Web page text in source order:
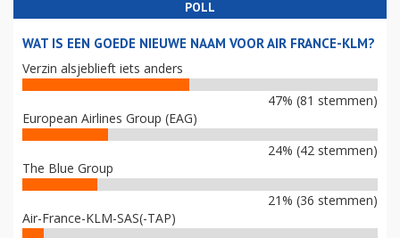
POLL
WAT IS EEN GOEDE NIEUWE NAAM VOOR AIR FRANCE-KLM?
Verzin alsjeblieft iets anders
47% (81 stemmen)
European Airlines Group (EAG)
24% (42 stemmen)
The Blue Group
21% (36 stemmen)
Air-France-KLM-SAS(-TAP)